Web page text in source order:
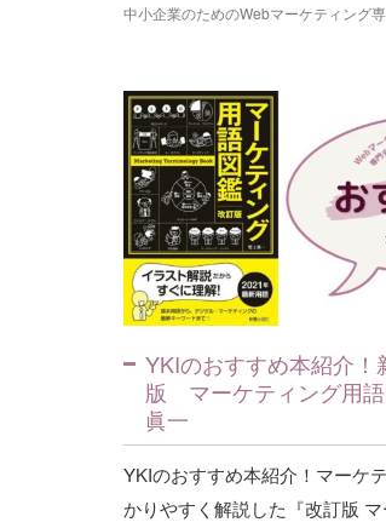
中小企業のためのWebマーケティング
YKIのおすすめ本紹介！
版 マーケティング用
眞一
YKIのおすすめ本紹介！マーケ
かりやすく解説した『改訂版